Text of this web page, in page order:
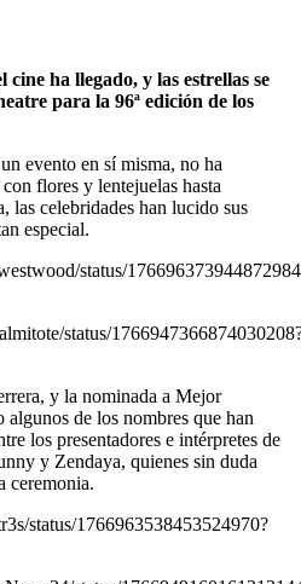
ha llegado, y las estrellas se
para la 96ª edición de los
evento en sí misma, no ha
flores y lentejuelas hasta
las celebridades han lucido sus
especial.
status/
status/
y la nominada a Mejor
de los nombres que han
los presentadores e intérpretes de
y Zendaya, quienes sin duda
ceremonia.
status/1766963538453524970?